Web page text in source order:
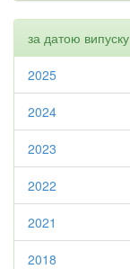
за датою випуску
2025
2024
2023
2022
2021
2018